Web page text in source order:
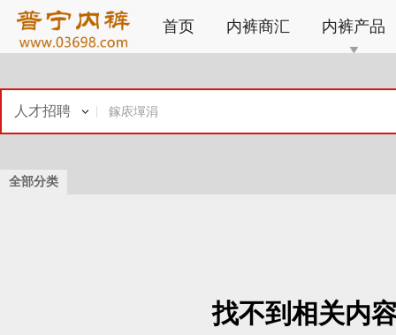
首页 内裤商汇 内裤产品
人才招聘
全部分类
找不到相关内